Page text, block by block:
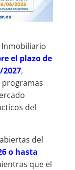
Inmobiliario
el plazo de
,
del
del
o hasta
que el